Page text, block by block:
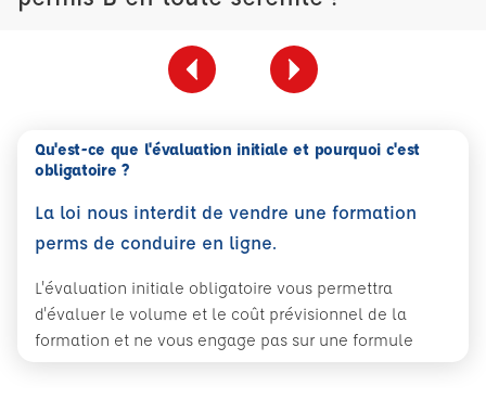
Qu'est-ce que l'évaluation initiale et pourquoi c'est
obligatoire ?
La loi nous interdit de vendre une formation
perms de conduire en ligne.
L'évaluation initiale obligatoire vous permettra
d'évaluer le volume et le coût prévisionnel de la
formation et ne vous engage pas sur une formule